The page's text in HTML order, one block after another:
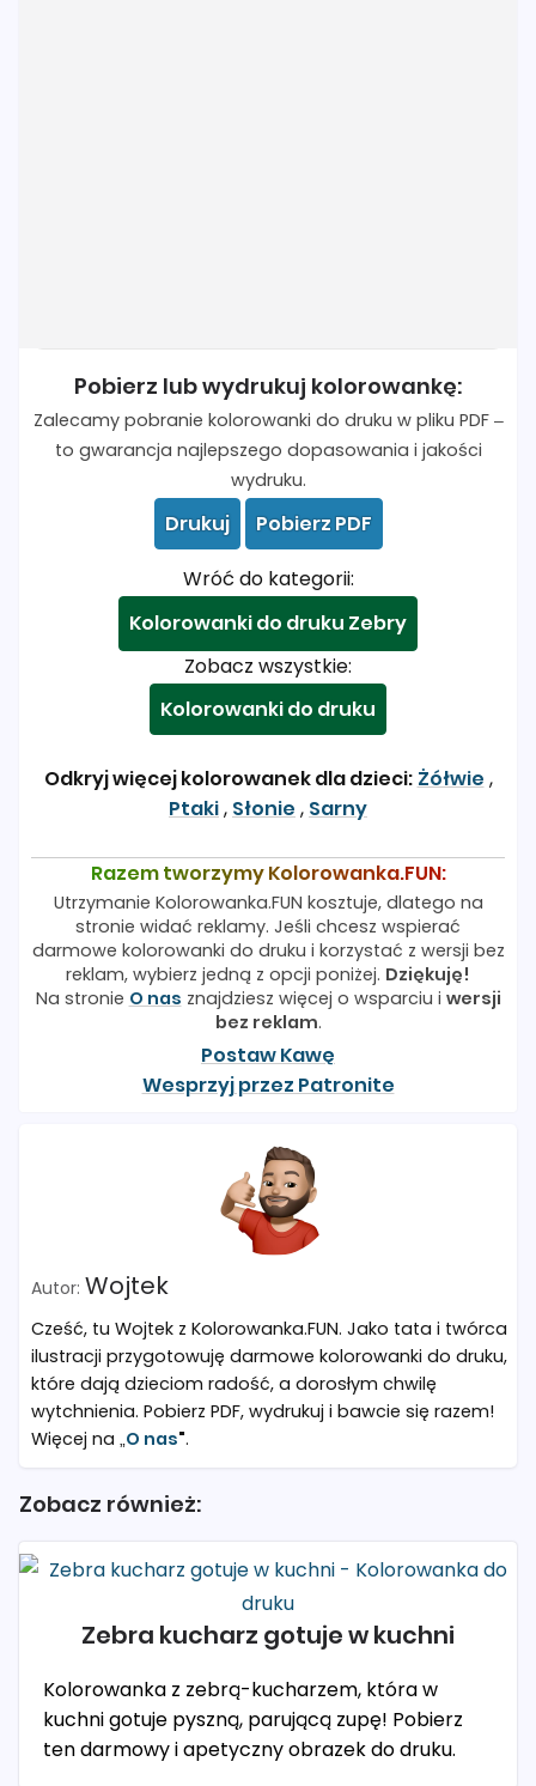
Pobierz lub wydrukuj kolorowankę:
Zalecamy pobranie kolorowanki do druku w pliku PDF –
to gwarancja najlepszego dopasowania i jakości
wydruku.
Drukuj
Pobierz PDF
Wróć do kategorii:
Kolorowanki do druku Zebry
Zobacz wszystkie:
Kolorowanki do druku
Odkryj więcej kolorowanek dla dzieci: Żółwie ,
Ptaki, Słonie , Sarny
Razem tworzymy Kolorowanka.FUN:
Utrzymanie Kolorowanka.FUN kosztuje, dlatego na
stronie widać reklamy. Jeśli chcesz wspierać
darmowe kolorowanki do druku i korzystać z wersji bez
reklam, wybierz jedną z opcji poniżej. Dziękuję!
Na stronie O nas znajdziesz więcej o wsparciu i wersji
bez reklam.
Postaw Kawę
Wesprzyj przez Patronite
Wojtek
Cześć, tu Wojtek z Kolorowanka.FUN. Jako tata i twórca
ilustracji przygotowuję darmowe kolorowanki do druku,
które dają dzieciom radość, a dorosłym chwilę
wytchnienia. Pobierz PDF, wydrukuj i bawcie się razem!
Więcej na „O nas".
Zobacz również:
Zebra kucharz gotuje w kuchni
Kolorowanka z zebrą-kucharzem, która w
kuchni gotuje pyszną, parującą zupę! Pobierz
ten darmowy i apetyczny obrazek do druku.